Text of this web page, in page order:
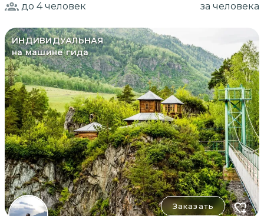
до 4человек за человека
ИНДИВИДУАЛЬНАЯ
на машине гида
Заказать